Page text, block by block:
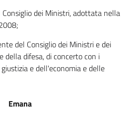
dei Ministri, adottata nella
del Consiglio dei Ministri e dei
della difesa, di concerto con i
e dell'economia e delle
Emana